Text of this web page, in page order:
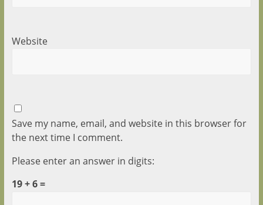
Website
Save my name, email, and website in this browser for
the next time I comment.
Please enter an answer in digits:
19 + 6 =